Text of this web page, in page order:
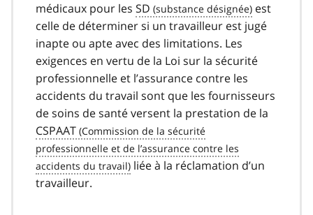
médicaux pour les SD
est
celle de déterminer si un travailleur est jugé
inapte ou apte avec des limitations. Les
exigences en vertu de la Loi sur la sécurité
professionnelle et l’assurance contre les
accidents du travail sont que les fournisseurs
de soins de santé versent la prestation de la
CSPAAT
liée à la réclamation d’un
travailleur.